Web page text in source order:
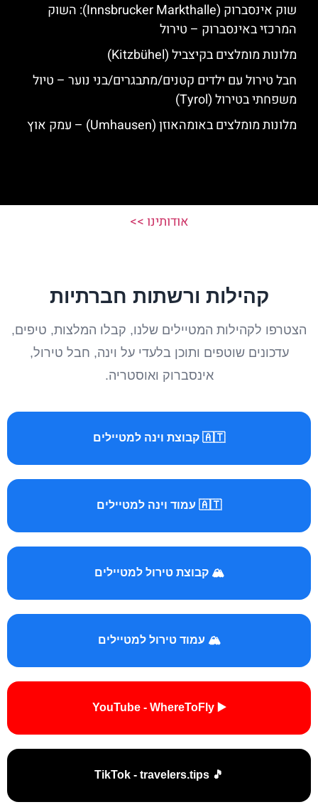
שוק אינסברוק (Innsbrucker Markthalle): השוק
המרכזי באינסברוק – טירול
מלונות מומלצים בקיצביל (Kitzbühel)
חבל טירול עם ילדים קטנים/מתבגרים/בני נוער – טיול
משפחתי בטירול (Tyrol)
מלונות מומלצים באומהאוזן (Umhausen) – עמק אוץ
אודותינו >>
קהילות ורשתות חברתיות
הצטרפו לקהילות המטיילים שלנו, קבלו המלצות, טיפים,
עדכונים שוטפים ותוכן בלעדי על וינה, חבל טירול,
אינסברוק ואוסטריה.
🇦🇹 קבוצת וינה למטיילים
🇦🇹 עמוד וינה למטיילים
🏔️ קבוצת טירול למטיילים
🏔️ עמוד טירול למטיילים
▶️ YouTube - WhereToFly
🎵 TikTok - travelers.tips